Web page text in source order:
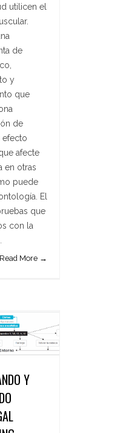
utilicen el
de
y
que
de
efecto
afecte
en otras
puede
El
que
con la
Read More →
Y